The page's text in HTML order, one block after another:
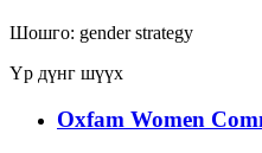
Шошго: gender strategy
Үр дүнг шүүх
Oxfam Women